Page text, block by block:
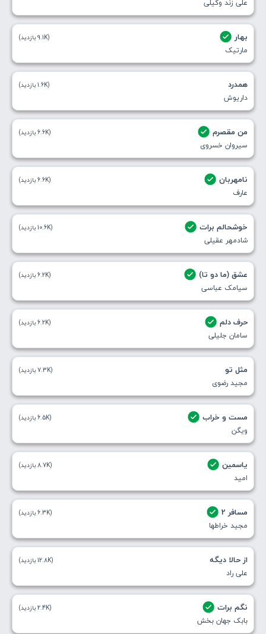
علی زند وکیلی
بهار
مارتیک
(9.1K بازدید)
همدرد
داریوش
(1.6K بازدید)
من مقصرم
سیروان خسروی
(6.6K بازدید)
نامهربان
عارف
(6.6K بازدید)
خوشحالم برات
شادمهر عقیلی
(10.6K بازدید)
عشق (ما دو تا)
سیامک عباسی
(6.2K بازدید)
حرف دلم
سامان جلیلی
(6.2K بازدید)
مثل تو
مجید رضوی
(7.3K بازدید)
مست و خراب
ویگن
(6.5K بازدید)
یاسمین
امید
(8.7K بازدید)
مسافر 2
مجید خراطها
(6.3K بازدید)
از حالا دیگه
علی راد
(12.8K بازدید)
نگم برات
بابک جهان بخش
(2.4K بازدید)